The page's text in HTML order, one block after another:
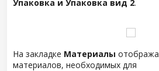
Упаковка и Упаковка вид 2.
На закладке Материалы
материалов, необходимых для